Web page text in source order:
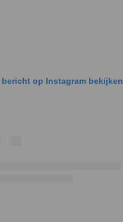
bericht op Instagram bekijken